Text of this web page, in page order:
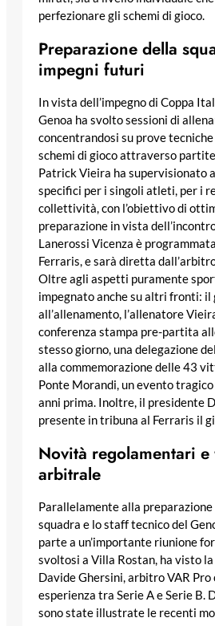
perfezionare gli schemi di gioco.
Preparazione della
impegni futuri
In vista dell’impegno di Coppa
Genoa ha svolto sessioni di
concentrandosi su prove
schemi di gioco attraverso
Patrick Vieira ha supervisionato
specifici per i singoli atleti, per i
collettività, con l’obiettivo di
preparazione in vista
Lanerossi Vicenza è
Ferraris, e sarà diretta
Oltre agli aspetti puramente
impegnato anche su altri fronti: il
all’allenamento, l’allenatore
conferenza stampa pre-partita
stesso giorno, una delegazione
alla commemorazione delle 43
Ponte Morandi, un evento
anni prima. Inoltre, il presidente
presente in tribuna al Ferraris il
Novità regolamentari
arbitrale
Parallelamente alla
squadra e lo staff tecnico del
parte a un’importante riunione
svoltosi a Villa Rostan, ha visto
Davide Ghersini, arbitro VAR Pro
esperienza tra Serie A e Serie B.
sono state illustrate le recenti